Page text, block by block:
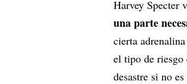
Harvey Specter
una parte
cierta
el tipo de riesgo
desastre si no